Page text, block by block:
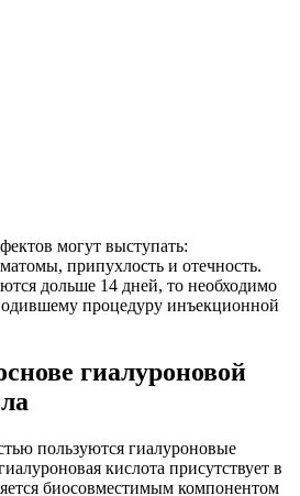
могут выступать:
припухлость и отечность.
дольше 14 дней, то необходимо
процедуру инъекционной
гиалуроновой
пользуются гиалуроновые
кислота присутствует в
биосовместимым компонентом